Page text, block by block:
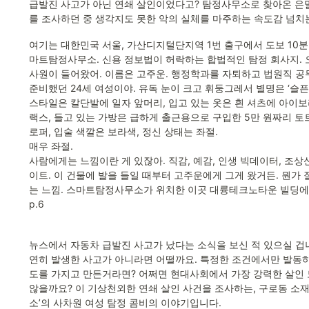
급발진 사고가 아닌 연쇄 살인이었다고? 탐정사무소로 찾아온 은
를 조사하던 중 생각지도 못한 악의 실체를 마주하는 속도감 넘치
여기는 대한민국 서울, 가산디지털단지역 1번 출구에서 도보 10
마트탐정사무소. 신용 정보법이 허락하는 합법적인 탐정 회사지.
사원이 들어왔어. 이름은 고주운. 행정학과를 자퇴하고 법원직
준비했던 24세 여성이야. 유독 눈이 크고 휘둥그레서 별명은 ‘슬
스타일은 칼단발에 일자 앞머리, 입고 있는 옷은 흰 셔츠에 아이
랙스, 들고 있는 가방은 급하게 출근용으로 구입한 5만 원짜리 토
로퍼, 입술 색깔은 보라색, 정신 상태는 좌절.
매우 좌절.
사람에게는 느낌이란 게 있잖아. 직감, 예감, 인생 빅데이터, 조상
이트. 이 건물에 발을 들일 때부터 고주운에게 그게 왔거든. 뭔가
는 느낌. 스마트탐정사무소가 위치한 이곳 대륭테크노타운 빌딩
p.6
뉴스에서 자동차 급발진 사고가 났다는 소식을 보신 적 있으실 겁
연히 발생한 사고가 아니라면 어떨까요. 특정한 조건에서만 발동
도를 가지고 만든거라면? 어쩌면 현대사회에서 가장 강력한 살인
않을까요? 이 기상천외한 연쇄 살인 사건을 조사하는, 구로동 소
소’의 사차원 여성 탐정 콤비의 이야기입니다.